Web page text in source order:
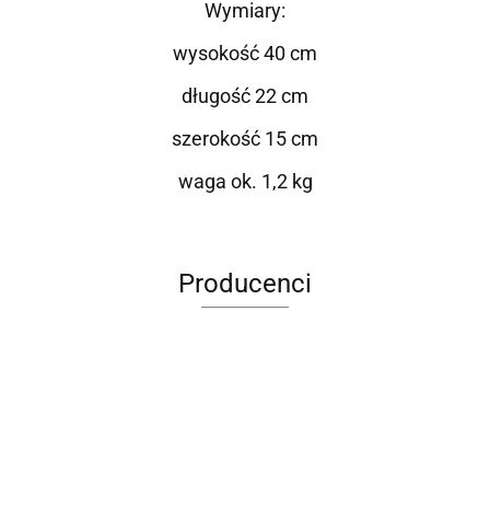
Wymiary:
wysokość 40 cm
długość 22 cm
szerokość 15 cm
waga ok. 1,2 kg
Producenci